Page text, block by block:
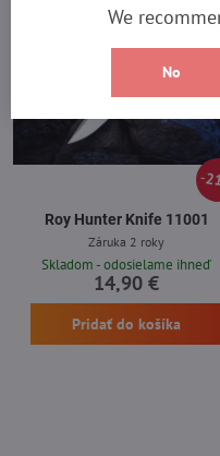
Roy Hunter Knife 11001
Záruka 2 roky
Skladom - odosielame ihneď
14,90 €
Pridať do košíka
We
No